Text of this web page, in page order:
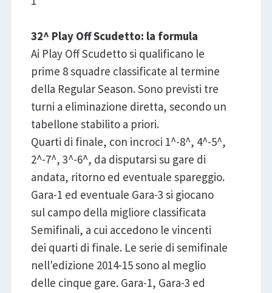
32^ Play Off Scudetto: la formula
Ai Play Off Scudetto si qualificano le
prime 8 squadre classificate al termine
della Regular Season. Sono previsti tre
turni a eliminazione diretta, secondo un
tabellone stabilito a priori.
Quarti di finale, con incroci 1^-8^, 4^-5^,
2^-7^, 3^-6^, da disputarsi su gare di
andata, ritorno ed eventuale spareggio.
Gara-1 ed eventuale Gara-3 si giocano
sul campo della migliore classificata
Semifinali, a cui accedono le vincenti
dei quarti di finale. Le serie di semifinale
nell'edizione 2014-15 sono al meglio
delle cinque gare. Gara-1, Gara-3 ed